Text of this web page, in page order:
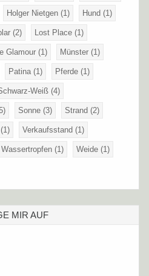
Holger Nietgen (1) Hund (1)
(2) Lost Place (1)
Glamour (1) Münster (1)
Patina(1) Pferde (1)
Weiß (4)
Sonne (3) Strand (2)
(1) Verkaufsstand (1)
Wassertropfen (1) Weide (1)
MIR AUF